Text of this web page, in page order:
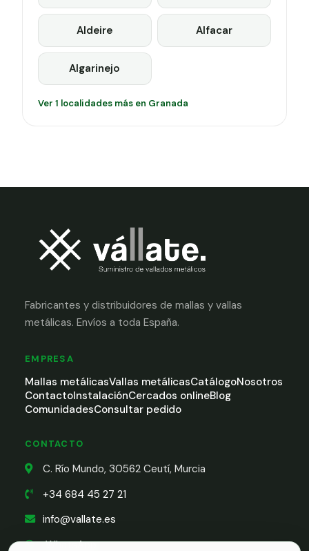
Aldeire Alfacar
Algarinejo
Ver 1 localidades más en Granada
Fabricantes y distribuidores de mallas y vallas
metálicas. Envíos a toda España.
EMPRESA
Mallas metálicasVallas metálicasCatálogoNosotros
ContactoInstalaciónCercados onlineBlog
ComunidadesConsultar pedido
CONTACTO
C. Río Mundo, 30562 Ceutí, Murcia
+34 684 45 27 21
info@vallate.es
WhatsApp